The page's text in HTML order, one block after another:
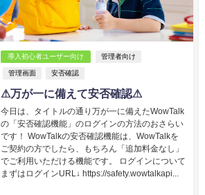
導入初心者ユーザー向け 管理者向け
管理画面 安否確認
⚠万が一に備えて安否確認⚠
今日は、タイトルの通り万が一に備えたWowTalk
の「安否確認機能」のログインの方法のおさらい
です！ WowTalkの安否確認機能は、WowTalkを
ご契約の方でしたら、もちろん「追加料金なし」
でご利用いただける機能です。 ログインについて
まずはログインURL↓ https://safety.wowtalkapi...